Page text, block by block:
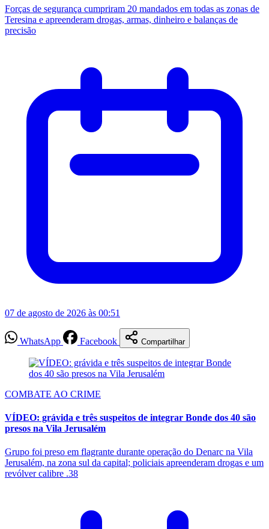
Forças de segurança cumpriram 20 mandados em todas as zonas de
Teresina e apreenderam drogas, armas, dinheiro e balanças de
precisão
07 de agosto de 2026 às 00:51
WhatsApp Facebook Compartilhar
COMBATE AO CRIME
VÍDEO: grávida e três suspeitos de integrar Bonde dos 40 são
presos na Vila Jerusalém
Grupo foi preso em flagrante durante operação do Denarc na Vila
Jerusalém, na zona sul da capital; policiais apreenderam drogas e um
revólver calibre .38